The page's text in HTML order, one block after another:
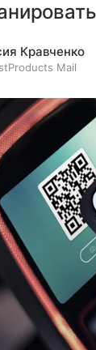
Кравченко
Mail